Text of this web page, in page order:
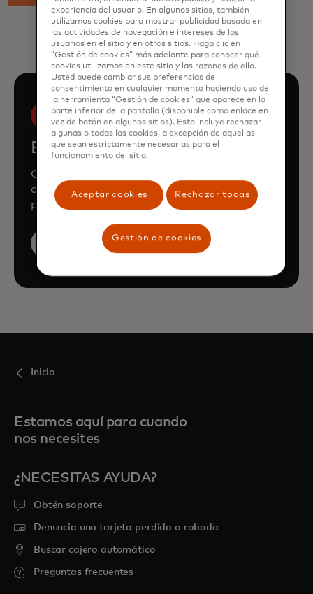
Book a demo
Consult our team to learn how Mastercard
can enhance your business through our
products and services.
Book a demo
Inicio
Estamos aquí para cuando
nos necesites
¿NECESITAS AYUDA?
Obtén soporte
Denuncia una tarjeta perdida o robada
Buscar cajero automático
Preguntas frecuentes
experiencia del usuario. En algunos sitios, también
utilizamos cookies para mostrar publicidad basada en
las actividades de navegación e intereses de los
usuarios en el sitio y en otros sitios. Haga clic en
“Gestión de cookies” más adelante para conocer qué
cookies utilizamos en este sitio y las razones de ello.
Usted puede cambiar sus preferencias de
consentimiento en cualquier momento haciendo uso de
la herramienta “Gestión de cookies” que aparece en la
parte inferior de la pantalla (disponible como enlace en
vez de botón en algunos sitios). Esto incluye rechazar
algunas o todas las cookies, a excepción de aquellas
que sean estrictamente necesarias para el
funcionamiento del sitio.
Aceptar cookies Rechazar todas
Gestión de cookies